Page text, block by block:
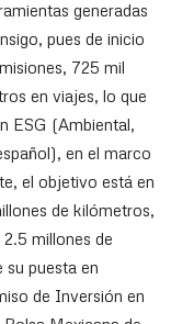
generadas
pues de inicio
725 mil
en viajes, lo que
ESG (Ambiental,
en el marco
el objetivo está en
de kilómetros,
millones de
su puesta en
de Inversión en